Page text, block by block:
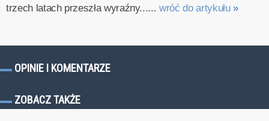
trzech latach przeszła wyraźny......wróć do artykułu »
OPINIE I KOMENTARZE
ZOBACZ TAKŻE